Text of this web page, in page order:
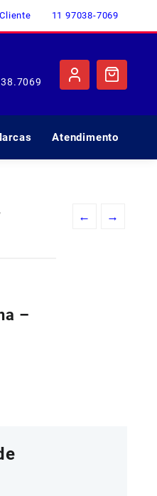
11 97038-7069
Atendimento
← →
–